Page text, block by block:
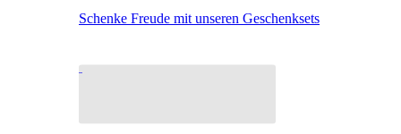
Schenke Freude mit unseren Geschenksets